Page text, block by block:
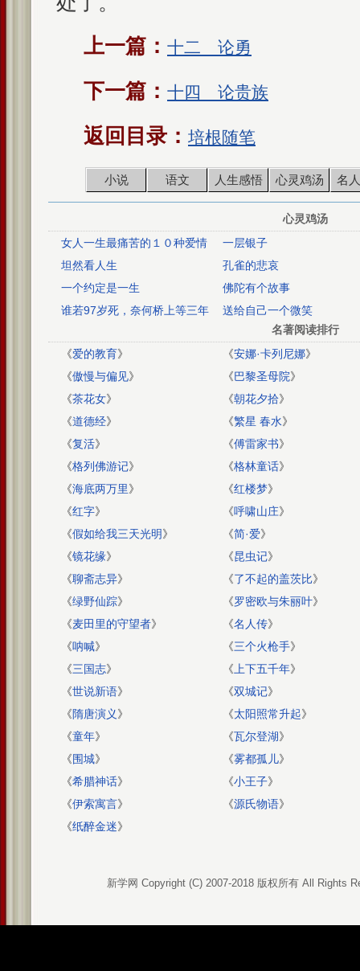
上一篇： 十二 论勇
下一篇： 十四 论贵族
返回目录： 培根随笔
小说 语文 人生感悟 心灵鸡汤 名
心灵鸡汤
女人一生最痛苦的１０种爱情
一层银子
坦然看人生
孔雀的悲哀
一个约定是一生
佛陀有个故事
谁若97岁死，奈何桥上等三年
送给自己一个微笑
名著阅读排行
《爱的教育》 《安娜·卡列尼娜》
《傲慢与偏见》 《巴黎圣母院》
《茶花女》 《朝花夕拾》
《道德经》 《繁星 春水》
《复活》 《傅雷家书》
《格列佛游记》 《格林童话》
《海底两万里》 《红楼梦》
《红字》 《呼啸山庄》
《假如给我三天光明》 《简·爱》
《镜花缘》 《昆虫记》
《聊斋志异》 《了不起的盖茨比》
《绿野仙踪》 《罗密欧与朱丽叶》
《麦田里的守望者》 《名人传》
《呐喊》 《三个火枪手》
《三国志》 《 上下五千年》
《世说新语》 《双城记》
《隋唐演义》 《太阳照常升起》
《童年》 《瓦尔登湖》
《围城》 《雾都孤儿》
《希腊神话》 《小王子》
《伊索寓言》 《源氏物语》
《纸醉金迷》
新学网 Copyright (C) 2007-2018 版权所有 All Rights